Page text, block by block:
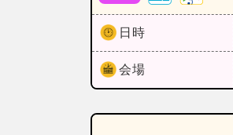
日時
会場